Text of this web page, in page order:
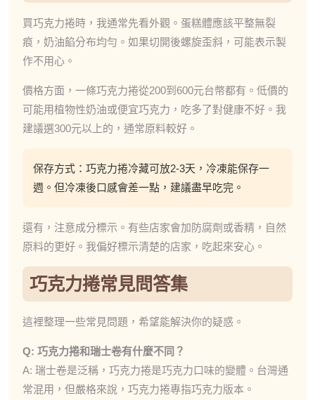
買巧克力捲時，我通常先看外觀。蛋糕體應該平整無裂
痕，奶油餡分布均勻。如果切開後螺旋歪斜，可能表示製
作不用心。
價格方面，一條巧克力捲從200到600元台幣都有。低價的
可能用植物性奶油或便宜巧克力，吃多了對健康不好。我
建議選300元以上的，通常原料較好。
保存方式：巧克力捲冷藏可放2-3天，冷凍能保存一
週。但冷凍後口感會差一點，建議盡早吃完。
還有，注意成分標示。有些店家會加防腐劑或香精，自然
原料的更好。我偏好標示清楚的店家，吃起來安心。
巧克力捲常見問答集
這裡整理一些常見問題，希望能解決你的疑惑。
Q: 巧克力捲和瑞士卷有什麼不同？
A: 瑞士卷是泛稱，巧克力捲是巧克力口味的變體。台灣通
常混用，但嚴格來說，巧克力捲專指巧克力版本。